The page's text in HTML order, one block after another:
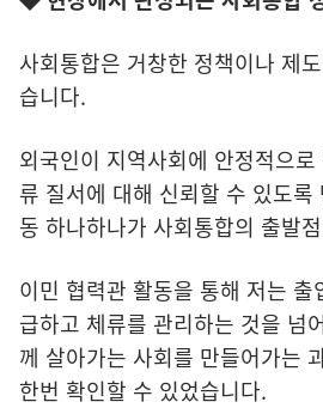
사회통합은 거창한 정책이나 제
습니다.
외국인이 지역사회에 안정적으
류 질서에 대해 신뢰할 수 있도
동 하나하나가 사회통합의 출발
이민 협력관 활동을 통해 저는
급하고 체류를 관리하는 것을 넘
께 살아가는 사회를 만들어가는
한번 확인할 수 있었습니다.